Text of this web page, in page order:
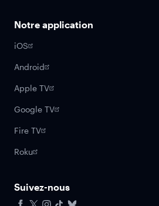
Notre application
iOS
Android
Apple TV
Google TV
Fire TV
Roku
Suivez-nous